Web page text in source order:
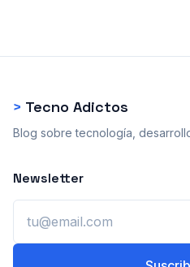
> Tecno Adictos
Blog sobre tecnología,
Newsletter